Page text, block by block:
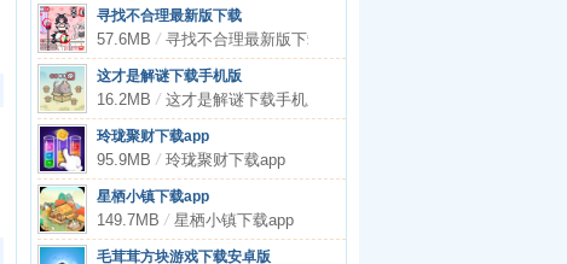
寻找不合理最新版下载
57.6MB/ 寻找不合理最新版下载
这才是解谜下载手机版
16.2MB/ 这才是解谜下载手机版
玲珑聚财下载app
95.9MB/ 玲珑聚财下载app
星栖小镇下载app
149.7MB/ 星栖小镇下载app
毛茸茸方块游戏下载安卓版